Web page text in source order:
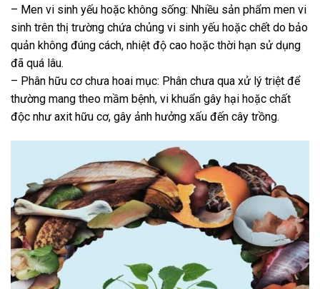
– Men vi sinh yếu hoặc không sống: Nhiều sản phẩm men vi
sinh trên thị trường chứa chủng vi sinh yếu hoặc chết do bảo
quản không đúng cách, nhiệt độ cao hoặc thời hạn sử dụng
đã quá lâu.
– Phân hữu cơ chưa hoai mục: Phân chưa qua xử lý triệt để
thường mang theo mầm bệnh, vi khuẩn gây hại hoặc chất
độc như axit hữu cơ, gây ảnh hưởng xấu đến cây trồng.